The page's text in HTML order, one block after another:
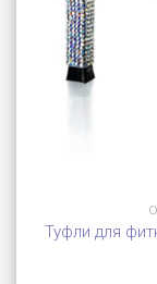
Туфли для